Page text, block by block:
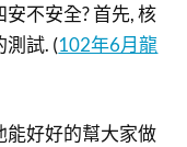
不安全? 首先, 核
測試. (102年6月龍
能好好的幫大家做